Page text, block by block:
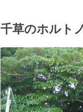
千草のホル